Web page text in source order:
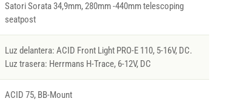
Satori Sorata 34,9mm, 280mm -440mm telescoping
seatpost
Luz delantera: ACID Front Light PRO-E 110, 5-16V, DC.
Luz trasera: Herrmans H-Trace, 6-12V, DC
ACID 75, BB-Mount